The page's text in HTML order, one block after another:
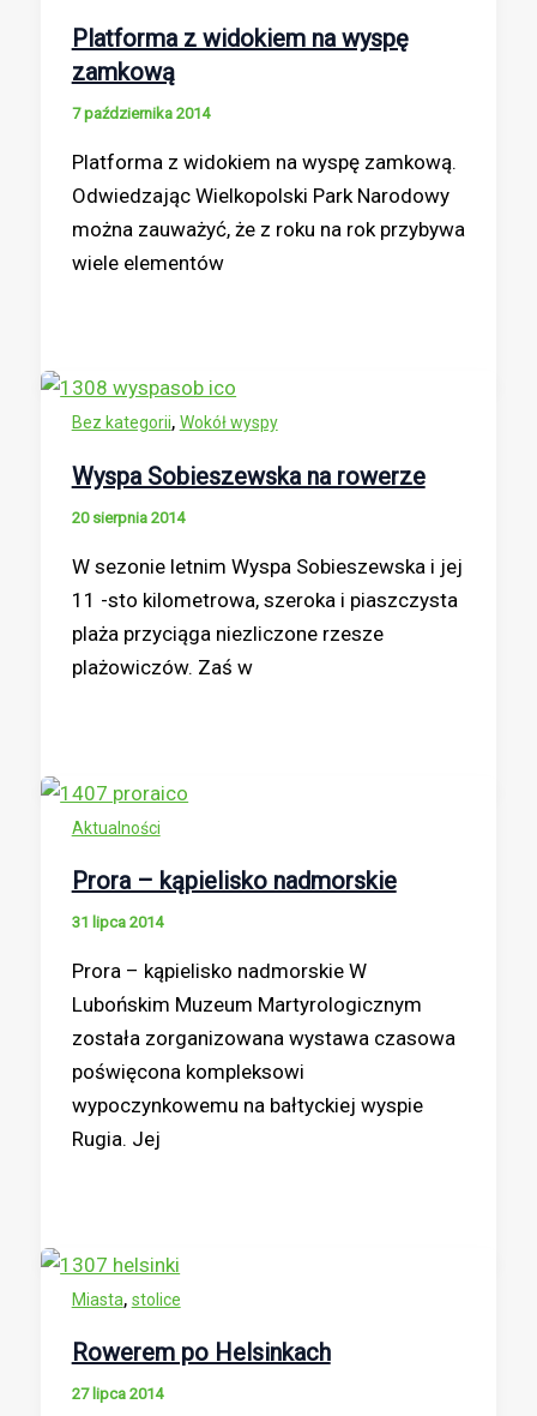
Platforma z widokiem na wyspę
zamkową
7 października 2014
Platforma z widokiem na wyspę zamkową.
Odwiedzając Wielkopolski Park Narodowy
można zauważyć, że z roku na rok przybywa
wiele elementów
Bez kategorii, Wokół wyspy
Wyspa Sobieszewska na rowerze
20 sierpnia 2014
W sezonie letnim Wyspa Sobieszewska i jej
11 -sto kilometrowa, szeroka i piaszczysta
plaża przyciąga niezliczone rzesze
plażowiczów. Zaś w
Aktualności
Prora – kąpielisko nadmorskie
31 lipca 2014
Prora – kąpielisko nadmorskie W
Lubońskim Muzeum Martyrologicznym
została zorganizowana wystawa czasowa
poświęcona kompleksowi
wypoczynkowemu na bałtyckiej wyspie
Rugia. Jej
Miasta, stolice
Rowerem po Helsinkach
27 lipca 2014